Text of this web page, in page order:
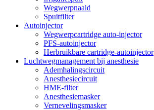
Wegwerpnaald
Spuitfilter
Autoinjector
Wegwerpcartridge auto-injector
PFS-autoinjector
Herbruikbare cartridge-autoinjector
Luchtwegmanagement bij anesthesie
Ademhalingscircuit
Anesthesiecircuit
HME-filter
Anesthesiemasker
Vernevelingsmasker